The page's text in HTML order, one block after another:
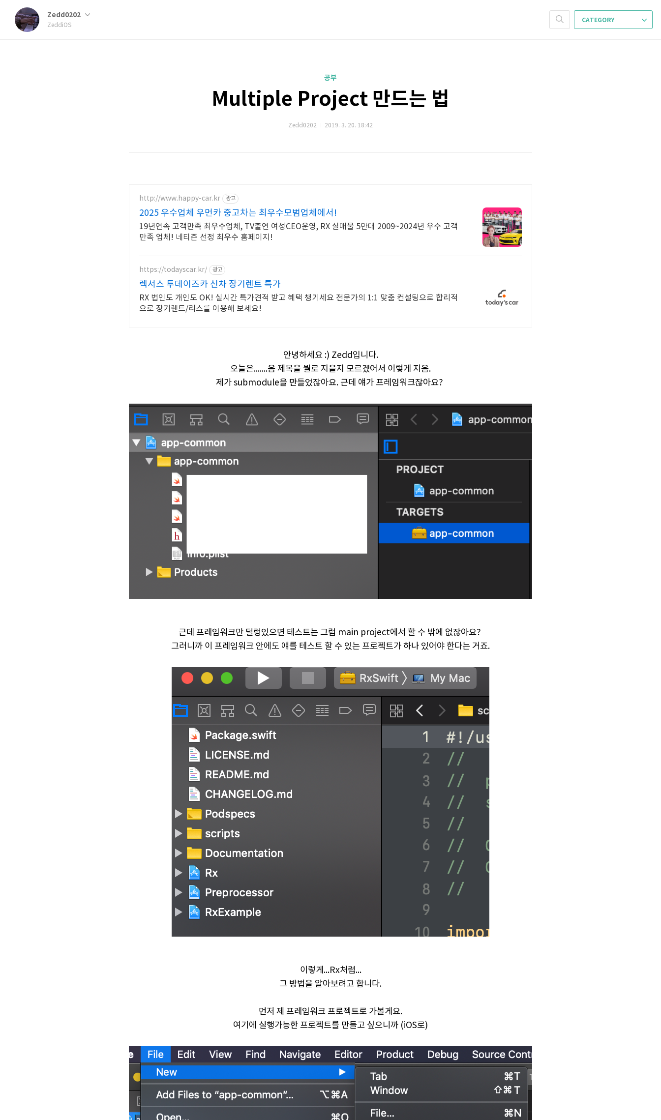
Zedd0202
ZeddiOS
CATEGORY
공부
Multiple Project 만드는 법
Zedd0202 2019. 3. 20. 18:42
http://www.happy-car.kr 광고
2025 우수업체 우먼카 중고차는 최우수모범업체에서!
19년연속 고객만족 최우수업체, TV출연 여성CEO운영, RX 실매물 5만대 2009~2024년 우수 고객
만족 업체! 네티즌 선정 최우수 홈페이지!
https://todayscar.kr/ 광고
렉서스 투데이즈카 신차 장기렌트 특가
RX 법인도 개인도 OK! 실시간 특가견적 받고 혜택 챙기세요 전문가의 1:1 맞춤 컨설팅으로 합리적
으로 장기렌트/리스를 이용해 보세요!
안녕하세요 :) Zedd입니다.
오늘은.......음 제목을 뭘로 지을지 모르겠어서 이렇게 지음.
제가 submodule을 만들었잖아요. 근데 얘가 프레임워크잖아요?
근데 프레임워크만 덜렁있으면 테스트는 그럼 main project에서 할 수 밖에 없잖아요?
그러니까 이 프레임워크 안에도 얘를 테스트 할 수 있는 프로젝트가 하나 있어야 한다는 거죠.
이렇게...Rx처럼...
그 방법을 알아보려고 합니다.
먼저 제 프레임워크 프로젝트로 가볼게요.
여기에 실행가능한 프로젝트를 만들고 싶으니까 (iOS로)